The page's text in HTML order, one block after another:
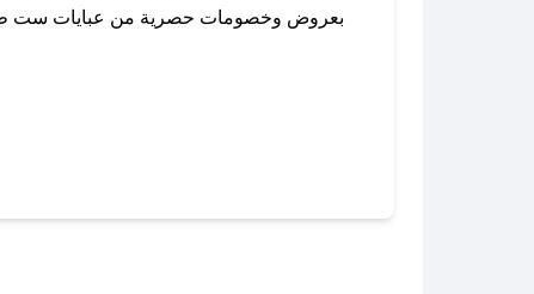
بعروض وخصومات حصرية من عبايات ست طوال
باستخدام تطبيق صحصح، يمكنك العثور